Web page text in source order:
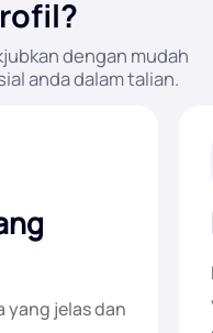
dengan mudah
anda dalam talian.
yang jelas dan